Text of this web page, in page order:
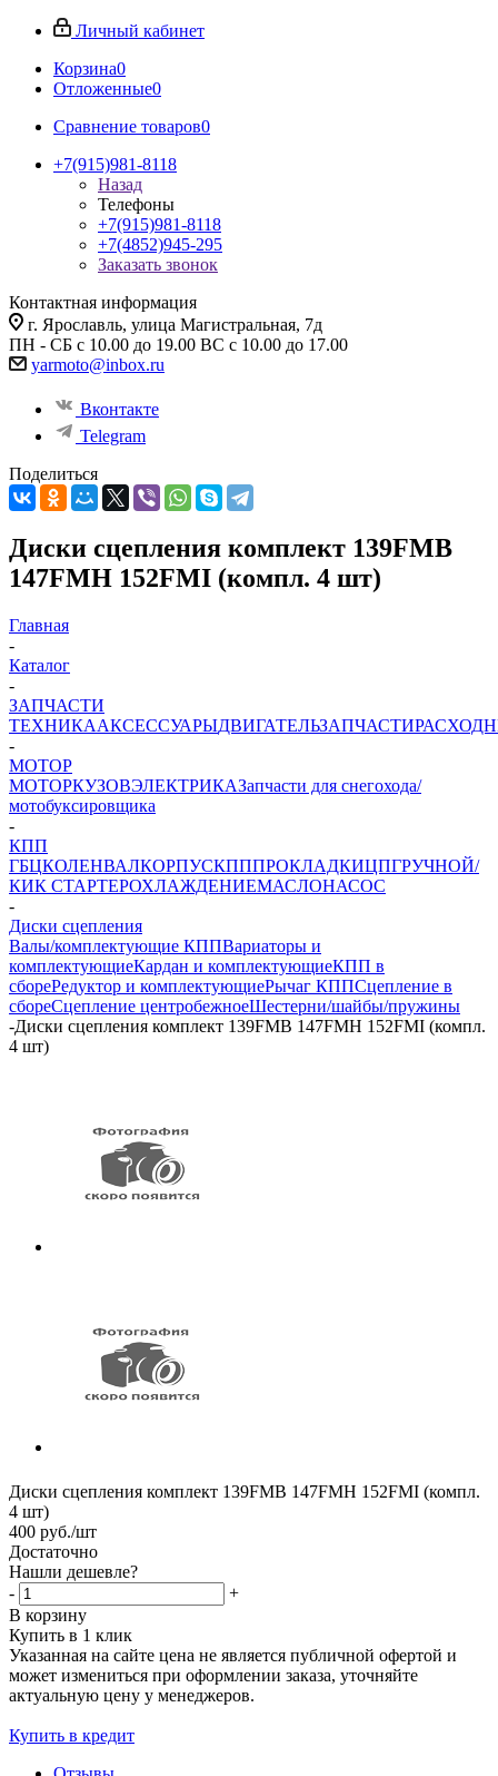
Личный кабинет
Корзина0
Отложенные0
Сравнение товаров0
+7(915)981-8118
Назад
Телефоны
+7(915)981-8118
+7(4852)945-295
Заказать звонок
Контактная информация
г. Ярославль, улица Магистральная, 7д
ПН - СБ с 10.00 до 19.00 ВС с 10.00 до 17.00
yarmoto@inbox.ru
Вконтакте
Telegram
Поделиться
Диски сцепления комплект 139FMB
147FMH 152FMI (компл. 4 шт)
Главная
-
Каталог
-
ЗАПЧАСТИ
ТЕХНИКААКСЕССУАРЫДВИГАТЕЛЬЗАПЧАСТИ
-
МОТОР
МОТОРКУЗОВЭЛЕКТРИКАЗапчасти для снегохода/
мотобуксировщика
-
КПП
ГБЦКОЛЕНВАЛКОРПУСКПППРОКЛАДКИЦПГРУЧНОЙ/
КИК СТАРТЕРОХЛАЖДЕНИЕМАСЛОНАСОС
-
Диски сцепления
Валы/комплектующие КППВариаторы и
комплектующиеКардан и комплектующиеКПП в
сбореРедуктор и комплектующиеРычаг КППСцепление в
сбореСцепление центробежноеШестерни/шайбы/пружины
-Диски сцепления комплект 139FMB 147FMH 152FMI (компл.
4 шт)
Диски сцепления комплект 139FMB 147FMH 152FMI (компл.
4 шт)
400 руб./шт
Достаточно
Нашли дешевле?
-
+
В корзину
Купить в 1 клик
Указанная на сайте цена не является публичной офертой и
может измениться при оформлении заказа, уточняйте
актуальную цену у менеджеров.
Купить в кредит